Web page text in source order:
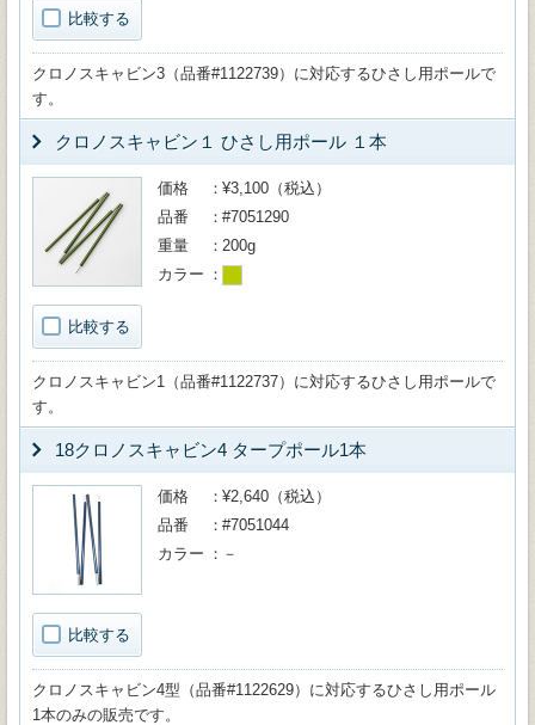
比較する
クロノスキャビン3（品番#1122739）に対応するひさし用ポールで
す。
クロノスキャビン１ ひさし用ポール １本
比較する
価格
¥3,100（税込）
品番
#7051290
重量
200g
カラー
クロノスキャビン1（品番#1122737）に対応するひさし用ポールで
す。
18クロノスキャビン4 タープポール1本
比較する
価格
¥2,640（税込）
品番
#7051044
カラー
－
クロノスキャビン4型（品番#1122629）に対応するひさし用ポール
1本のみの販売です。